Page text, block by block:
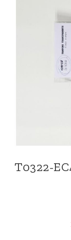
T0322-